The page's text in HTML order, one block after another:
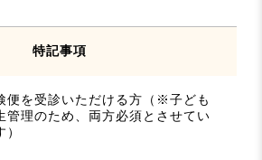
特記事項
便を受診いただける方（※子ども
管理のため、両方必須とさせてい